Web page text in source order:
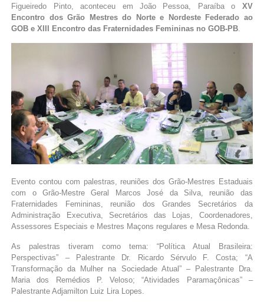
Figueiredo Pinto, aconteceu em João Pessoa, Paraíba o XV
Encontro dos Grão Mestres do Norte e Nordeste Federado ao
GOB e XIII Encontro das Fraternidades Femininas no GOB-PB
Evento contou com palestras, reuniões dos Grão-Mestres Estaduais
com o Grão-Mestre Geral Marcos José da Silva, reunião das
Fraternidades Femininas, reunião dos Grandes Secretários da
Administração Executiva, Secretários das Lojas, Coordenadores,
Assessores Especiais e Mestres Maçons regulares e Mesa Redonda.
As palestras tiveram como tema: “Política Atual Brasileira:
Perspectivas” – Palestrante Dr. Ricardo Sérvulo F. Costa; “A
Transformação da Mulher na Sociedade Atual” – Palestrante Dra.
Maria dos Remédios P. Veloso; “Atividades Paramaçônicas” –
Palestrante Adjamilton Luiz Lira Lopes.